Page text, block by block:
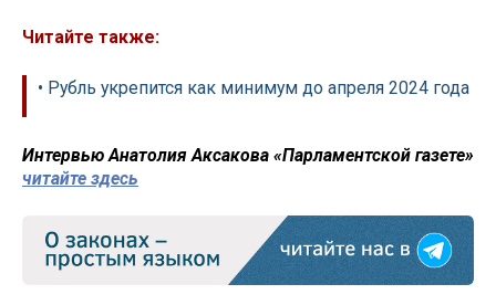
Читайте также:
• Рубль укрепится как минимум до апреля 2024 года
Интервью Анатолия Аксакова «Парламентской газете»
читайте здесь